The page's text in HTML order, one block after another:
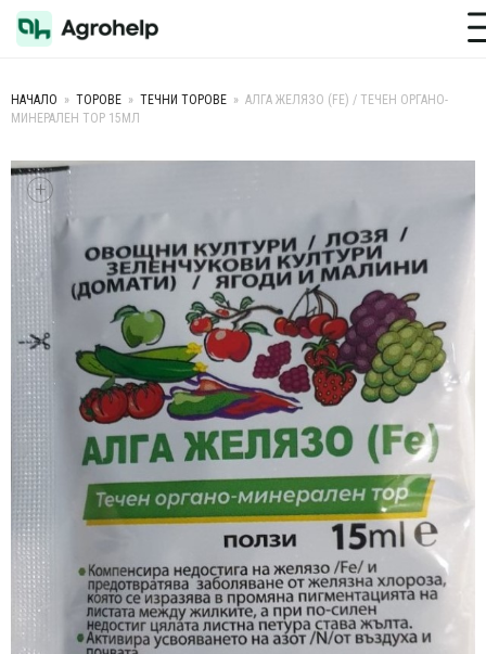
Toggle
НАЧАЛО » ТОРОВЕ » ТЕЧНИ ТОРОВЕ » АЛГА ЖЕЛЯЗО (FE) / ТЕЧЕН ОРГАНО-
МИНЕРАЛЕН ТОР 15МЛ
+